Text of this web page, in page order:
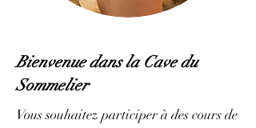
Bienvenue dans la Cave du
Sommelier
Vous souhaitez participer à des cours de